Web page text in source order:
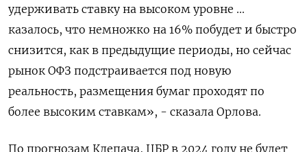
удерживать ставку на высоком уровне ...
казалось, что немножко на 16% побудет и быстро
снизится, как в предыдущие периоды, но сейчас
рынок ОФЗ подстраивается под новую
реальность, размещения бумаг проходят по
более высоким ставкам», - сказала Орлова.
По прогнозам Клепача, ЦБР в 2024 году не будет